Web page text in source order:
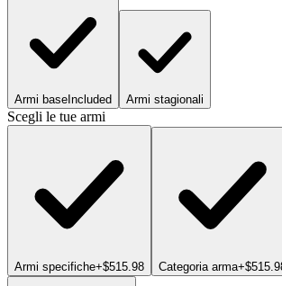
Armi base Included Armi stagionali
Scegli le tue armi
Armi specifiche+$515.98 Categoria arma